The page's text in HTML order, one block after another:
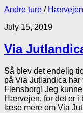
Andre ture / Hærvejen
July 15, 2019
Via
Så blev det endelig
på Via Jutlandica
Flensborg! Jeg
Hærvejen, for det er i
læse mere om Via